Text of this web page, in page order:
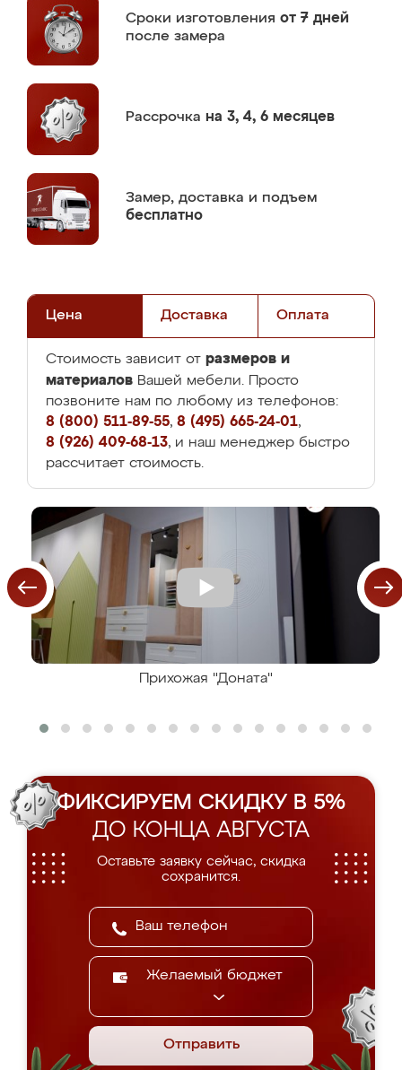
Сроки изготовления от 7 дней
после замера
Рассрочка на 3, 4, 6 месяцев
Замер, доставка и подъем
бесплатно
Цена Доставка Оплата
Стоимость зависит от размеров и
материалов Вашей мебели. Просто
позвоните нам по любому из телефонов:
8 (800) 511-89-55, 8 (495) 665-24-01,
8 (926) 409-68-13, и наш менеджер быстро
рассчитает стоимость.
Прихожая "Доната"
ФИКСИРУЕМ СКИДКУ В 5%
ДО КОНЦА АВГУСТА
Оставьте заявку сейчас, скидка
сохранится.
Желаемый бюджет
Отправить